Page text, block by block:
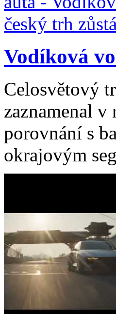
Vodíková
Celosvětový
zaznamenal v
porovnání s
okrajovým